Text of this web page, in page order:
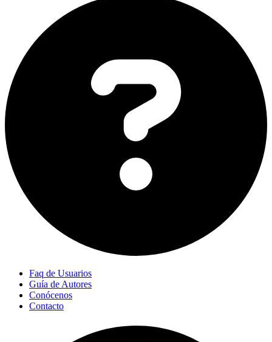
Faq de Usuarios
Guía de Autores
Conócenos
Contacto